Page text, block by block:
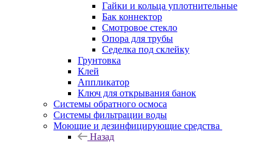
Гайки и кольца уплотнительные
Бак коннектор
Смотровое стекло
Опора для трубы
Седелка под склейку
Грунтовка
Клей
Аппликатор
Ключ для открывания банок
Системы обратного осмоса
Системы фильтрации воды
Моющие и дезинфицирующие средства
Назад